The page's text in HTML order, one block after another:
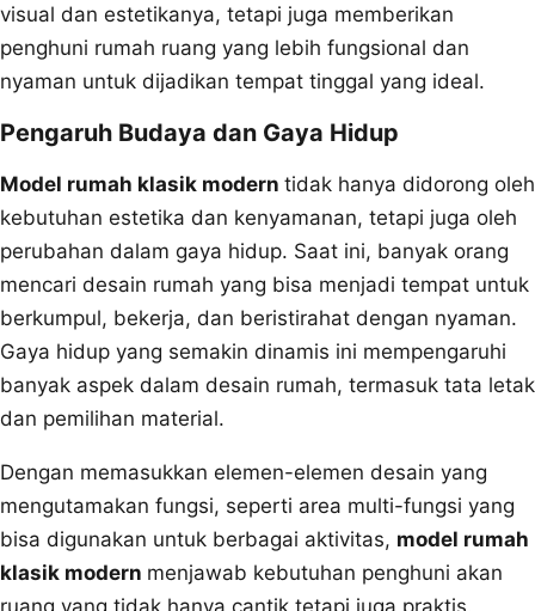
visual dan estetikanya, tetapi juga memberikan
penghuni rumah ruang yang lebih fungsional dan
nyaman untuk dijadikan tempat tinggal yang ideal.
Pengaruh Budaya dan Gaya Hidup
Model rumah klasik modern tidak hanya didorong oleh
kebutuhan estetika dan kenyamanan, tetapi juga oleh
perubahan dalam gaya hidup. Saat ini, banyak orang
mencari desain rumah yang bisa menjadi tempat untuk
berkumpul, bekerja, dan beristirahat dengan nyaman.
Gaya hidup yang semakin dinamis ini mempengaruhi
banyak aspek dalam desain rumah, termasuk tata letak
dan pemilihan material.
Dengan memasukkan elemen-elemen desain yang
mengutamakan fungsi, seperti area multi-fungsi yang
bisa digunakan untuk berbagai aktivitas, model rumah
klasik modern menjawab kebutuhan penghuni akan
ruang yang tidak hanya cantik tetapi juga praktis.